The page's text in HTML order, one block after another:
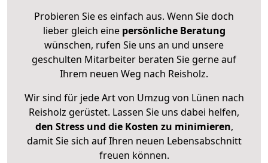
Probieren Sie es einfach aus. Wenn Sie doch
lieber gleich eine persönliche Beratung
wünschen, rufen Sie uns an und unsere
geschulten Mitarbeiter beraten Sie gerne auf
Ihrem neuen Weg nach Reisholz.
Wir sind für jede Art von Umzug von Lünen nach
Reisholz gerüstet. Lassen Sie uns dabei helfen,
den Stress und die Kosten zu minimieren,
damit Sie sich auf Ihren neuen Lebensabschnitt
freuen können.